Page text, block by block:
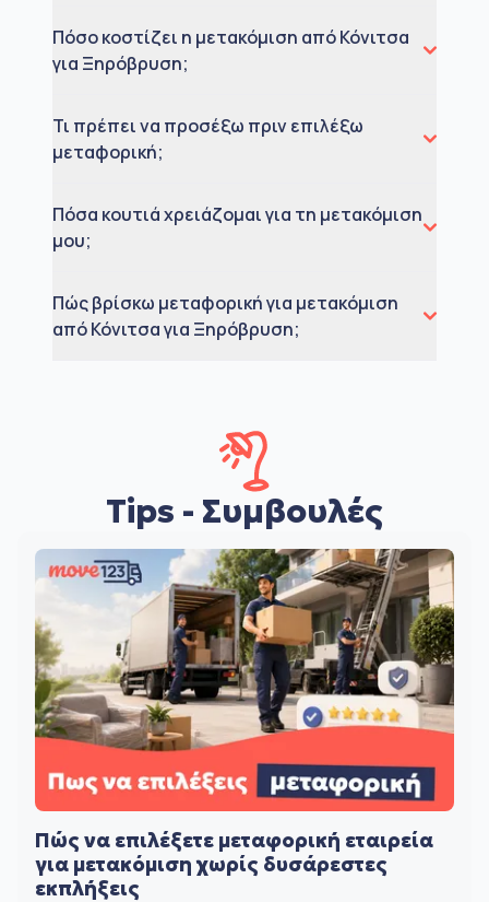
Πόσο κοστίζει η μετακόμιση από Κόνιτσα
για Ξηρόβρυση;
Τι πρέπει να προσέξω πριν επιλέξω
μεταφορική;
Πόσα κουτιά χρειάζομαι για τη μετακόμιση
μου;
Πώς βρίσκω μεταφορική για μετακόμιση
από Κόνιτσα για Ξηρόβρυση;
Tips - Συμβουλές
Πώς να επιλέξετε μεταφορική εταιρεία
για μετακόμιση χωρίς δυσάρεστες
εκπλήξεις